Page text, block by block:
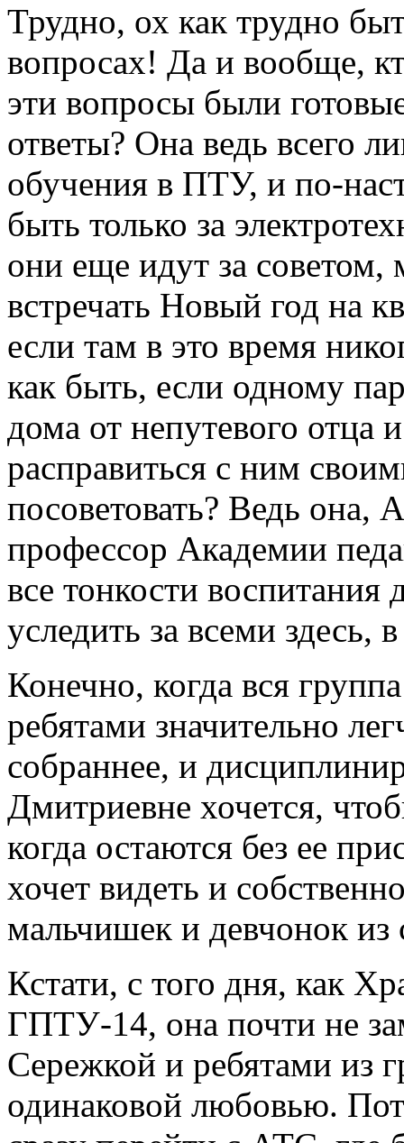
Трудно, ох как трудно
вопросах! Да и вообще,
эти вопросы были
ответы? Она ведь всего
обучения в ПТУ, и по-
быть только за
они еще идут за советом,
встречать Новый год на
если там в это время
как быть, если одному
дома от непутевого отца
расправиться с ним
посоветовать? Ведь она,
профессор Академии
все тонкости
уследить за всеми здесь,
Конечно, когда вся
ребятами значительно
собраннее, и
Дмитриевне хочется,
когда остаются без ее
хочет видеть и
мальчишек и девчонок из
Кстати, с того дня, как
ГПТУ-14, она почти не
Сережкой и ребятами из
одинаковой любовью.